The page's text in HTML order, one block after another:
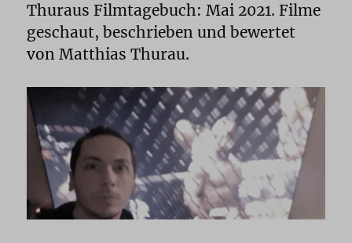
Thuraus Filmtagebuch: Mai 2021. Filme
geschaut, beschrieben und bewertet
von Matthias Thurau.